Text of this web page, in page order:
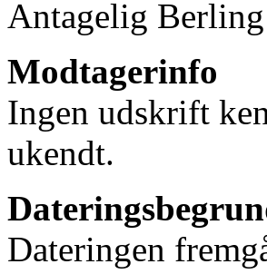
Antagelig Berling
Modtagerinfo
Ingen udskrift
ukendt.
Dateringen